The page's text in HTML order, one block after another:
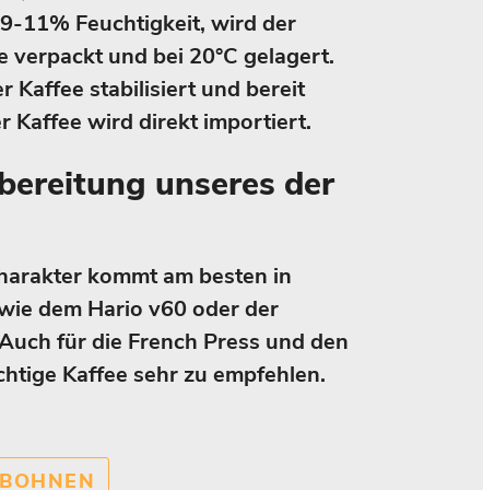
11% Feuchtigkeit, wird der
verpackt und bei 20°C gelagert.
Kaffee stabilisiert und bereit
Kaffee wird direkt importiert.
unseres der
kommt am besten in
dem Hario v60 oder der
für die French Press und den
Kaffee sehr zu empfehlen.